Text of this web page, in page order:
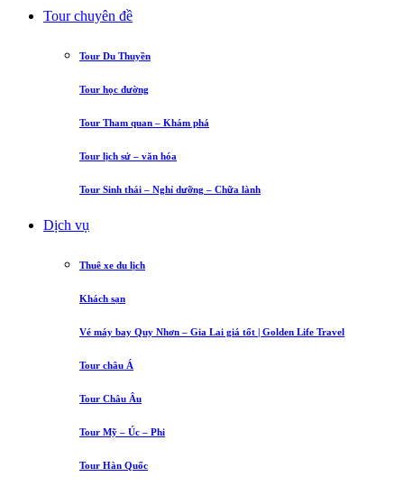
Tour chuyên đề
Tour Du Thuyền
Tour học đường
Tour Tham quan – Khám phá
Tour lịch sử – văn hóa
Tour Sinh thái – Nghỉ dưỡng – Chữa lành
Dịch vụ
Thuê xe du lịch
Khách sạn
Vé máy bay Quy Nhơn – Gia Lai giá tốt | Golden Life Travel
Tour châu Á
Tour Châu Âu
Tour Mỹ – Úc – Phi
Tour Hàn Quốc